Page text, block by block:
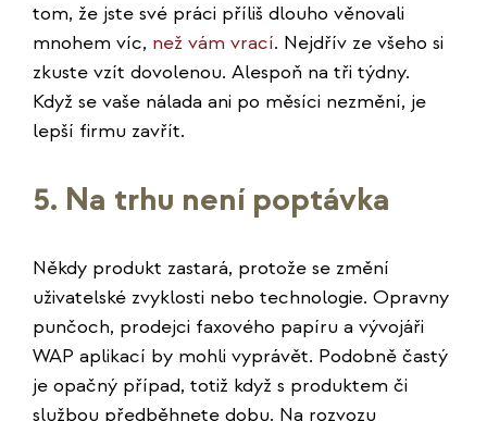
tom, že jste své práci příliš dlouho věnovali
mnohem víc, než vám vrací. Nejdřív ze všeho si
zkuste vzít dovolenou. Alespoň na tři týdny.
Když se vaše nálada ani po měsíci nezmění, je
lepší firmu zavřít.
5. Na trhu není poptávka
Někdy produkt zastará, protože se změní
uživatelské zvyklosti nebo technologie. Opravny
punčoch, prodejci faxového papíru a vývojáři
WAP aplikací by mohli vyprávět. Podobně častý
je opačný případ, totiž když s produktem či
službou předběhnete dobu. Na rozvozu